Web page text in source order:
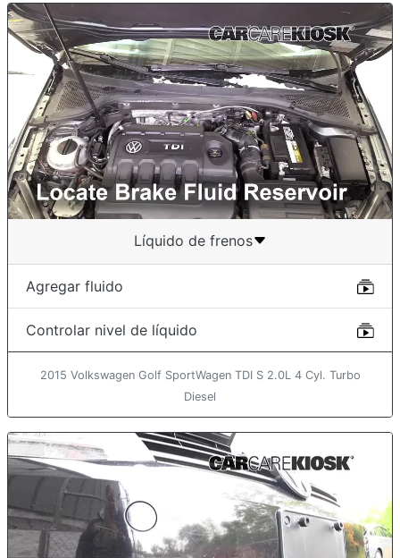
Líquido de frenos
Agregar fluido
Controlar nivel de líquido
2015 Volkswagen Golf SportWagen TDI S 2.0L 4 Cyl. Turbo
Diesel